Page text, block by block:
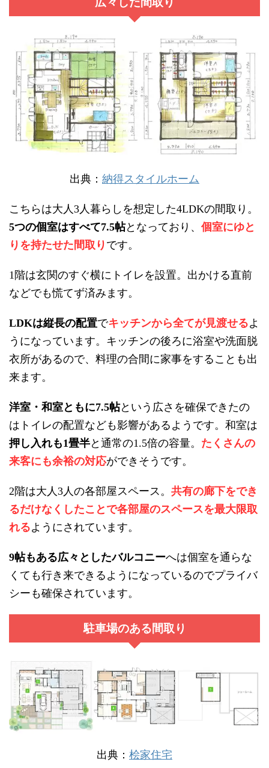
出典： 納得スタイルホーム
こちらは大人 3 人暮らしを想定した4LDKの間取り。
5つの個室はすべて7.5帖となっており、 個室にゆと
りを持たせた間取りです。
1階は玄関のすぐ横にトイレを設置。出かける直前
などでも慌てず済みます。
LDKは縦長の配置でキッチンから全てが見渡せるよ
うになっています。キッチンの後ろに浴室や洗面脱
衣所があるので、料理の合間に家事をすることも出
来ます。
洋室・和室ともに7.5帖という広さを確保できたの
はトイレの配置なども影響があるようです。和室は
押し入れも1畳半と通常の1.5倍の容量。 たくさんの
来客にも余裕の対応ができそうです。
2階は大人 3 人の各部屋スペース。 共有の廊下をでき
るだけなくしたことで各部屋のスペースを最大限取
れるようにされています。
9帖もある広々としたバルコニーへは個室を通らな
くても行き来できるようになっているのでプライバ
シーも確保されています。
駐車場のある間取り
出典： 桧家住宅